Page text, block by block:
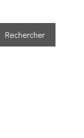
Rechercher